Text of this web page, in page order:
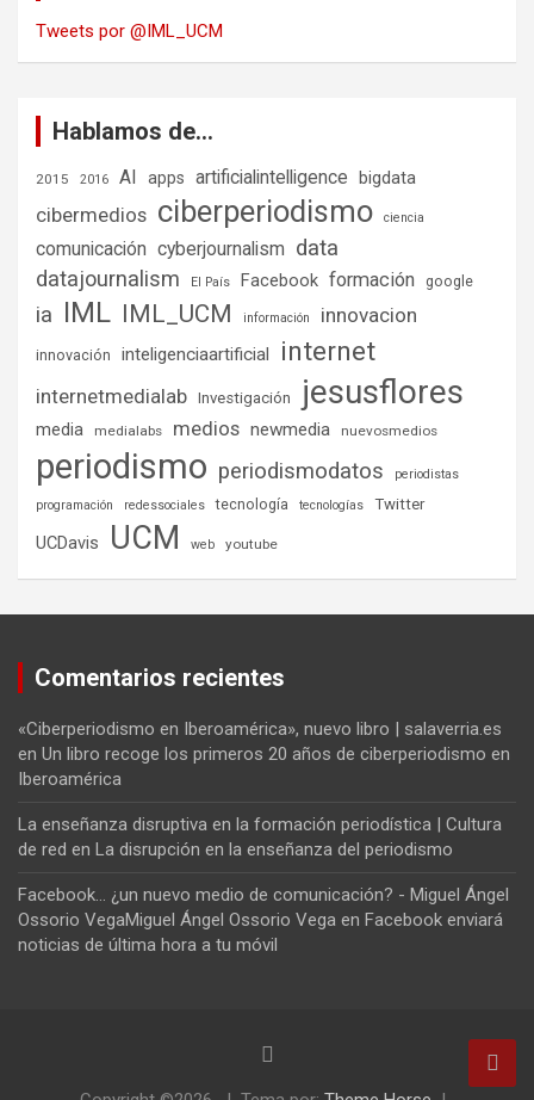
Tweets por @IML_UCM
Hablamos de…
2015 2016 AI apps artificialintelligence bigdata
cibermedios ciberperiodismo ciencia
comunicación cyberjournalism data
datajournalism El País Facebook formación google
ia IML IML_UCM información innovacion
innovación inteligenciaartificial internet
internetmedialab Investigación jesusflores
media medialabs medios newmedia nuevosmedios
periodismo periodismodatos
periodistas
programación
redessociales tecnología tecnologías Twitter
UCDavis UCM web youtube
Comentarios recientes
«Ciberperiodismo en Iberoamérica», nuevo libro | salaverria.es
en Un libro recoge los primeros 20 años de ciberperiodismo en
Iberoamérica
La enseñanza disruptiva en la formación periodística | Cultura
de red en La disrupción en la enseñanza del periodismo
Facebook... ¿un nuevo medio de comunicación? - Miguel Ángel
Ossorio VegaMiguel Ángel Ossorio Vega en Facebook enviará
noticias de última hora a tu móvil